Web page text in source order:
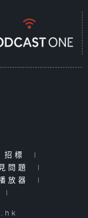
招標
|
問題
|
放器
|
|